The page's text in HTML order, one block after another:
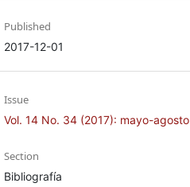
Published
2017-12-01
Issue
Vol. 14 No. 34 (2017): mayo-agosto
Section
Bibliografía